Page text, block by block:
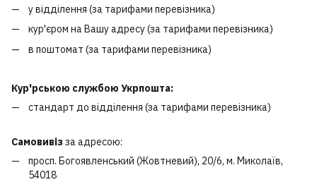
у відділення (за тарифами перевізника)
кур'єром на Вашу адресу (за тарифами перевізника)
в поштомат (за тарифами перевізника)
Кур'рською службою Укрпошта:
стандарт до відділення (за тарифами перевізника)
Самовивізза адресою:
просп. Богоявленський (Жовтневий), 20/6, м. Миколаїв,
54018